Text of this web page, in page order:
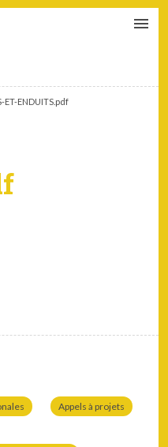
ET-ENDUITS.pdf
Appels à projets